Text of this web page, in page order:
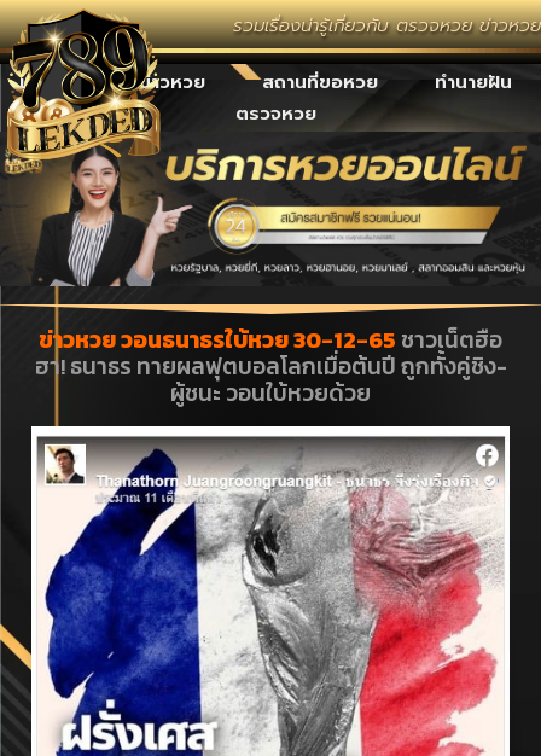
รวมเรื่องน่ารู้เกี่ยวกับ ตรวจหวย ข่าวหวยซ
เลขเด็ด ข่าวหวย สถานที่ขอหวย
ทำนายฝัน
ตรวจหวย
ข่าวหวย วอนธนาธรใบ้หวย 30-12-65 ชาวเน็ตฮือ
ฮา! ธนาธร ทายผลฟุตบอลโลกเมื่อต้นปี ถูกทั้งคู่ชิง-
ผู้ชนะ วอนใบ้หวยด้วย